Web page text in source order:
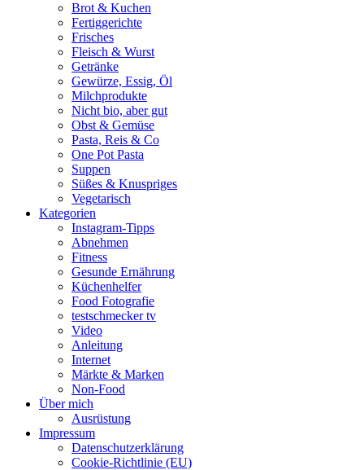
Brot & Kuchen
Fertiggerichte
Frisches
Fleisch & Wurst
Getränke
Gewürze, Essig, Öl
Milchprodukte
Nicht bio, aber gut
Obst & Gemüse
Pasta, Reis & Co
One Pot Pasta
Suppen
Süßes & Knuspriges
Vegetarisch
Kategorien
Instagram-Tipps
Abnehmen
Fitness
Gesunde Ernährung
Küchenhelfer
Food Fotografie
testschmecker tv
Video
Anleitung
Internet
Märkte & Marken
Non-Food
Über mich
Ausrüstung
Impressum
Datenschutzerklärung
Cookie-Richtlinie (EU)